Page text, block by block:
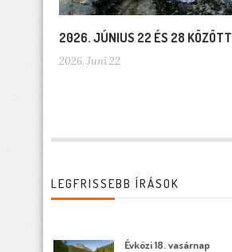
2026. JÚNIUS 22 ÉS 28 KÖZÖTT
2026. Juni 22
LEGFRISSEBB ÍRÁSOK
Évközi 18. vasárnap